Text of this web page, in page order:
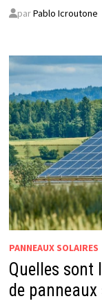
parPablo Icroutone
PANNEAUX SOLAIRES
Quelles sont
de